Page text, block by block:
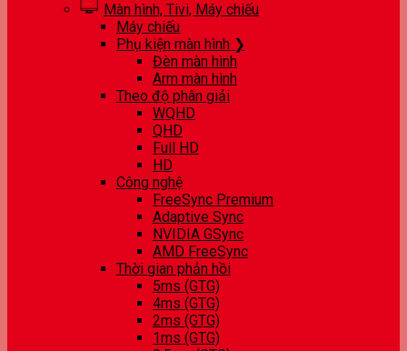
Màn hình, Tivi, Máy chiếu
Máy chiếu
Phụ kiện màn hình ❯
Đèn màn hình
Arm màn hình
Theo độ phân giải
WQHD
QHD
Full HD
HD
Công nghệ
FreeSync Premium
Adaptive Sync
NVIDIA GSync
AMD FreeSync
Thời gian phản hồi
5ms (GTG)
4ms (GTG)
2ms (GTG)
1ms (GTG)